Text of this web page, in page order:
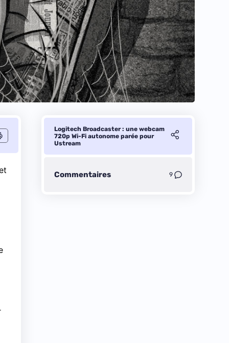
Logitech Broadcaster : une webcam
720p Wi-Fi autonome parée pour
Ustream
Commentaires 9